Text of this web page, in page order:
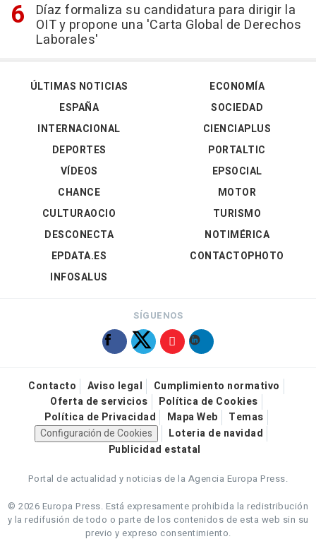
Díaz formaliza su candidatura para dirigir la
OIT y propone una 'Carta Global de Derechos
Laborales'
ÚLTIMAS NOTICIAS
ESPAÑA
INTERNACIONAL
DEPORTES
VÍDEOS
ECONOMÍA
SOCIEDAD
CIENCIAPLUS
PORTALTIC
EPSOCIAL
CHANCE
CULTURAOCIO
DESCONECTA
EPDATA.ES
INFOSALUS
MOTOR
TURISMO
NOTIMÉRICA
CONTACTOPHOTO
SÍGUENOS
Contacto Aviso legal
Cumplimiento normativo
Oferta de servicios
Política de Cookies
Política de Privacidad
Mapa Web
Temas
Configuración de Cookies
Loteria de navidad
Publicidad estatal
Portal de actualidad y noticias de la Agencia Europa Press.
© 2026 Europa Press. Está expresamente prohibida la redistribución
y la redifusión de todo o parte de los contenidos de esta web sin su
previo y expreso consentimiento.